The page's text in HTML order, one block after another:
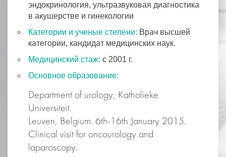
эндокринология, ультразвуковая диагностика
в акушерстве и гинекологии
Категории и ученые степени: Врач высшей
категории, кандидат медицинских наук.
Медицинский стаж: с 2001 г.
Основное образование:
Department of urology, Katholieke
Universiteit.
Leuven, Belgium. 6th-16th January 2015.
Clinical visit for oncourology and
laparoscopy.